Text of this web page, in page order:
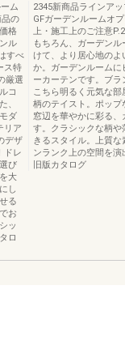
ム
品の
格
ル
すべ
ス特
厳選
コ
、
ダ
リア
デザ
ドレ
び
大
し
る
お
ッ
ロ
2345新商品ラインア
GFガーデンルームオ
上・施工上のご注意
もちろん、ガーデン
けて、より居心地のよ
か。ガーデンルーム
ーカーテンです。ブ
こちら明るく元気な
柄のテイスト。ポッ
窓辺を華やかに彩る、
す。クラシックな柄
きるスタイル。上質
ンランク上の空間を
旧版カタログ